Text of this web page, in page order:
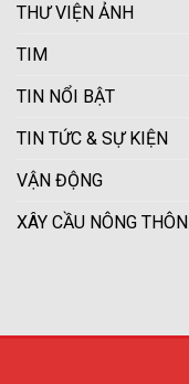
THƯ VIỆN ẢNH
TIM
TIN NỔI BẬT
TIN TỨC & SỰ KIỆN
VẬN ĐỘNG
XÂY CẦU NÔNG THÔN